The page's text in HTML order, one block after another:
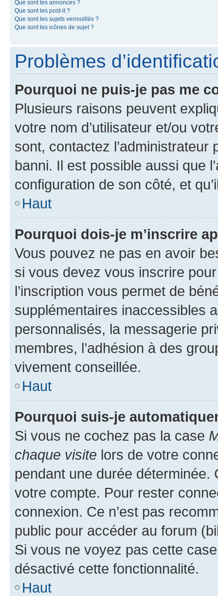
Que sont les annonces ?
Que sont les post-it ?
Que sont les sujets verrouillés ?
Que sont les icônes de sujet ?
Problèmes
Pourquoi ne puis-je pas me
Plusieurs raisons peuvent
votre nom d’utilisateur et/ou
sont, contactez l’administrateur
banni. Il est possible aussi que
configuration de son côté, et
Haut
Pourquoi dois-je m’inscrire
Vous pouvez ne pas en avoir
si vous devez vous inscrire
l’inscription vous permet de
supplémentaires inaccessibles
personnalisés, la messagerie
membres, l’adhésion à des
vivement conseillée.
Haut
Pourquoi suis-je
Si vous ne cochez pas la case
chaque visite lors de votre
pendant une durée déterminée.
votre compte. Pour rester
connexion. Ce n’est pas
public pour accéder au forum
Si vous ne voyez pas cette
désactivé cette fonctionnalité.
Haut